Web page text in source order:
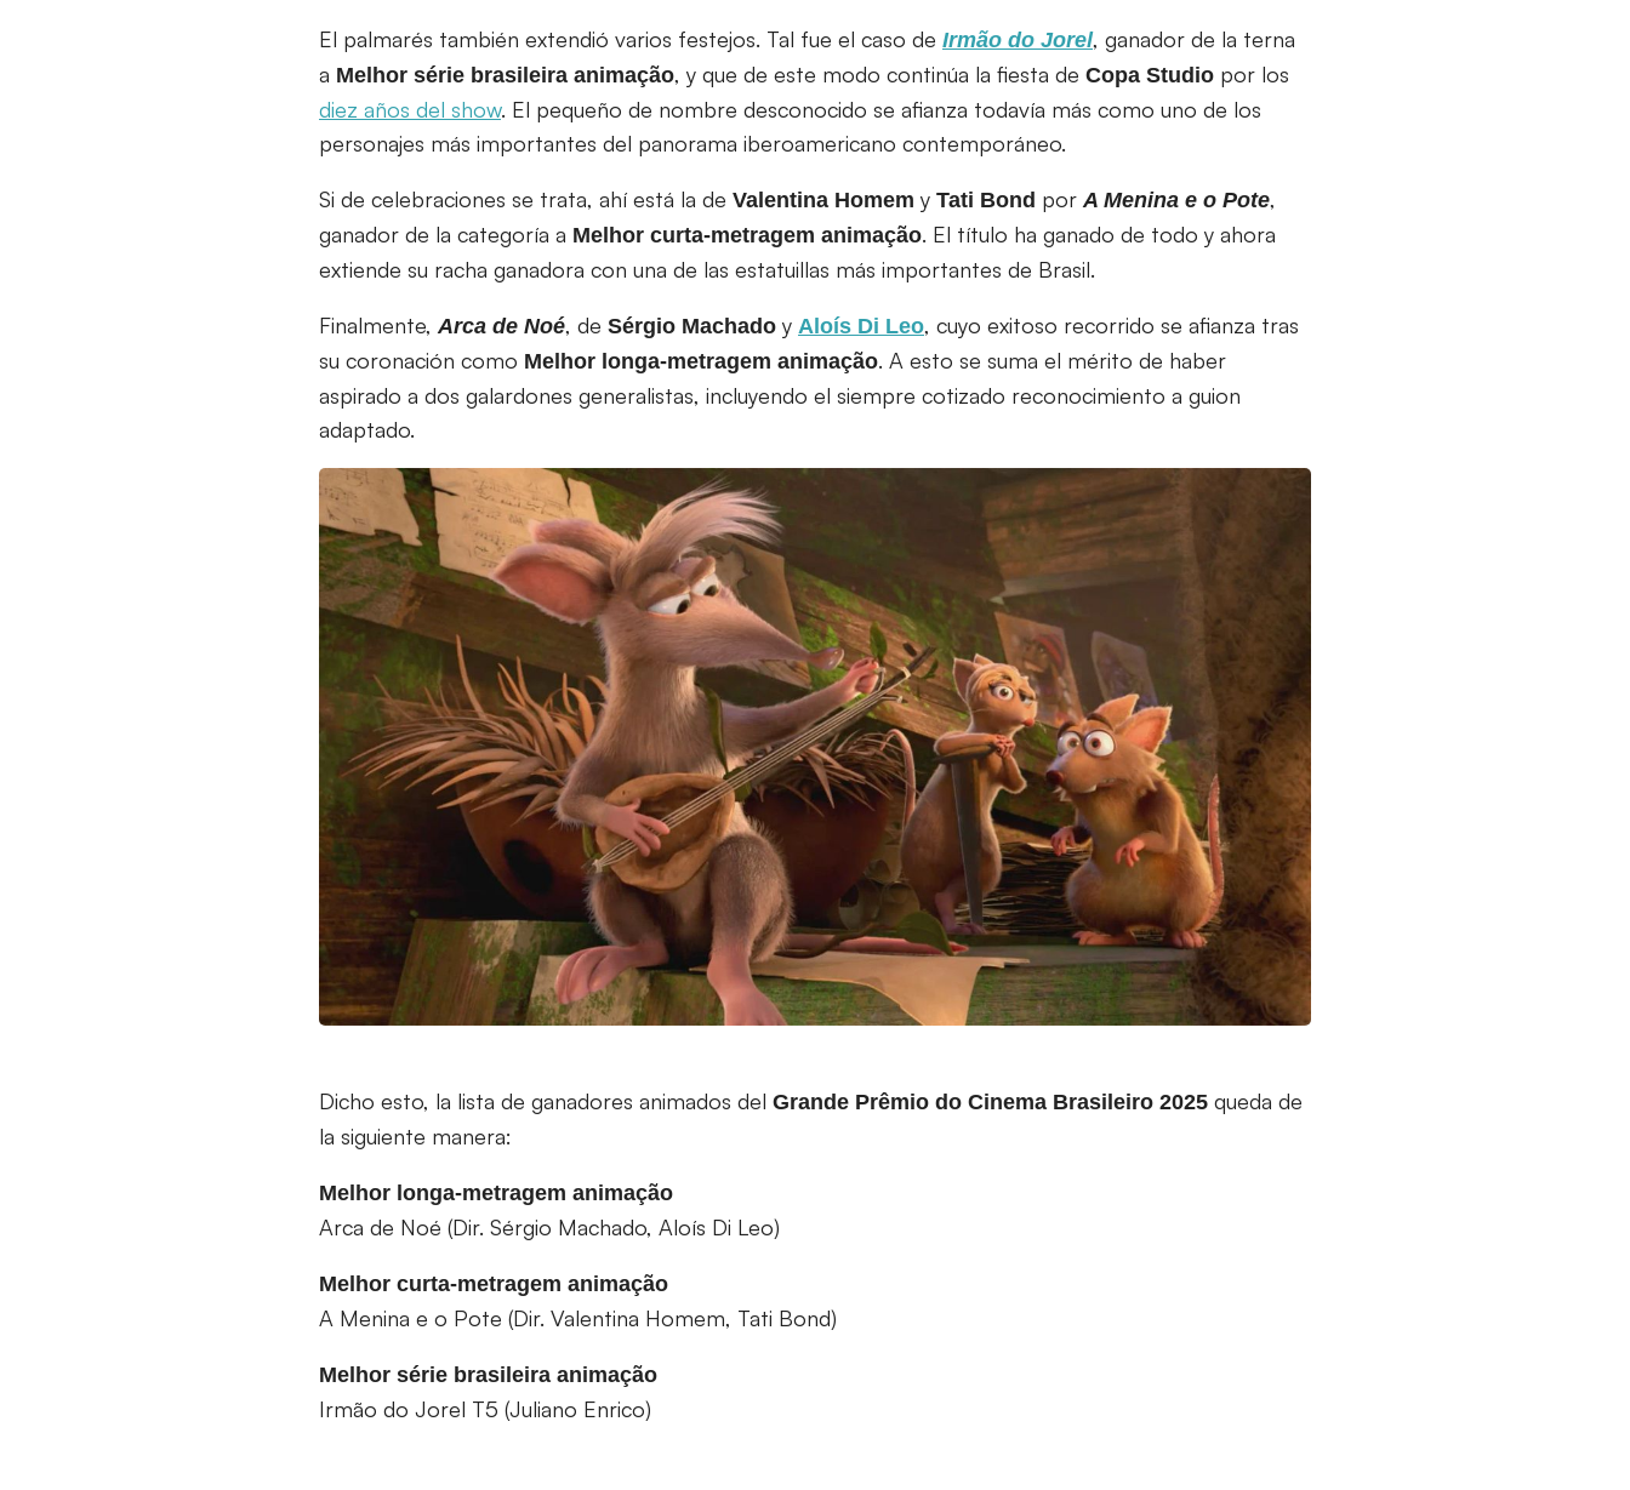
El palmarés también extendió varios festejos. Tal fue el caso de Irmão do Jorel, ganador de la terna
a Melhor série brasileira animação, y que de este modo continúa la fiesta de Copa Studio por los
diez años del show. El pequeño de nombre desconocido se afianza todavía más como uno de los
personajes más importantes del panorama iberoamericano contemporáneo.
Si de celebraciones se trata, ahí está la de Valentina Homem y Tati Bond por A Menina e o Pote,
ganador de la categoría a Melhor curta-metragem animação. El título ha ganado de todo y ahora
extiende su racha ganadora con una de las estatuillas más importantes de Brasil.
Finalmente, Arca de Noé, de Sérgio Machado y Aloís Di Leo, cuyo exitoso recorrido se afianza tras
su coronación como Melhor longa-metragem animação. A esto se suma el mérito de haber
aspirado a dos galardones generalistas, incluyendo el siempre cotizado reconocimiento a guion
adaptado.
Dicho esto, la lista de ganadores animados del Grande Prêmio do Cinema Brasileiro 2025 queda de
la siguiente manera:
Melhor longa-metragem animação
Arca de Noé (Dir. Sérgio Machado, Aloís Di Leo)
Melhor curta-metragem animação
A Menina e o Pote (Dir. Valentina Homem, Tati Bond)
Melhor série brasileira animação
Irmão do Jorel T5 (Juliano Enrico)